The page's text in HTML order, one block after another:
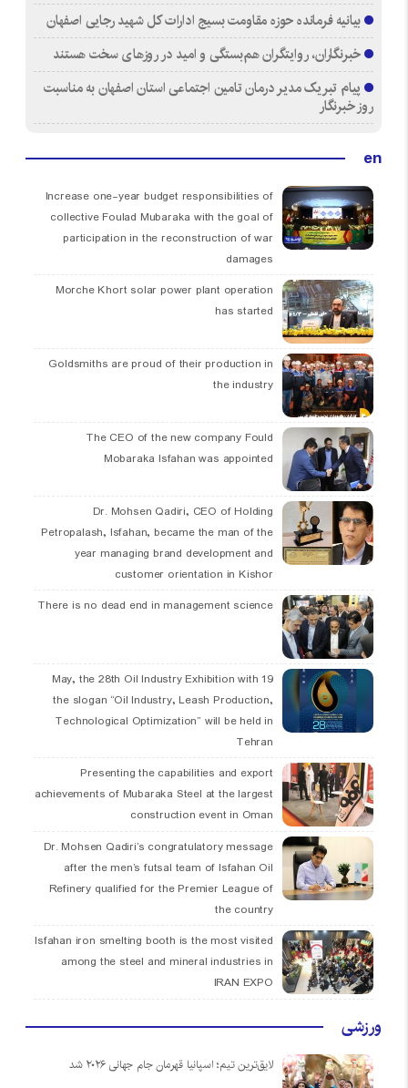
بیانیه فرمانده حوزه مقاومت بسیج ادارات کل شهید رجایی اصفهان
خبرنگاران، روایتگران هم‌بستگی و امید در روزهای سخت هستند
پیام تبریک مدیر درمان تامین اجتماعی استان اصفهان به مناسبت
روز خبرنگار
en
Increase one-year budget responsibilities of
collective Foulad Mubaraka with the goal of
participation in the reconstruction of war
damages
Morche Khort solar power plant operation
has started
Goldsmiths are proud of their production in
the industry
The CEO of the new company Fould
Mobaraka Isfahan was appointed
Dr. Mohsen Qadiri, CEO of Holding
Petropalash, Isfahan, became the man of the
year managing brand development and
customer orientation in Kishor
There is no dead end in management science
19 May, the 28th Oil Industry Exhibition with
the slogan “Oil Industry, Leash Production,
Technological Optimization” will be held in
Tehran
Presenting the capabilities and export
achievements of Mubaraka Steel at the largest
construction event in Oman
Dr. Mohsen Qadiri’s congratulatory message
after the men’s futsal team of Isfahan Oil
Refinery qualified for the Premier League of
the country
Isfahan iron smelting booth is the most visited
among the steel and mineral industries in
IRAN EXPO
ورزشی
لایق‌ترین تیم؛ اسپانیا قهرمان جام جهانی ۲۰۲۶ شد